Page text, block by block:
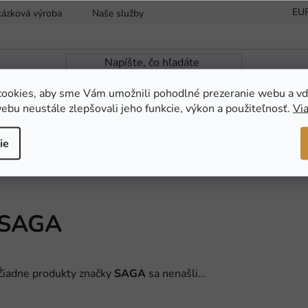
aby sme Vám umožnili pohodlné prezeranie webu a
neustále zlepšovali jeho funkcie, výkon a použiteľnosť.
výroba Naše služby Reklamácia a vrátenie tovaru
produkty značky SAGA sa nenašli...